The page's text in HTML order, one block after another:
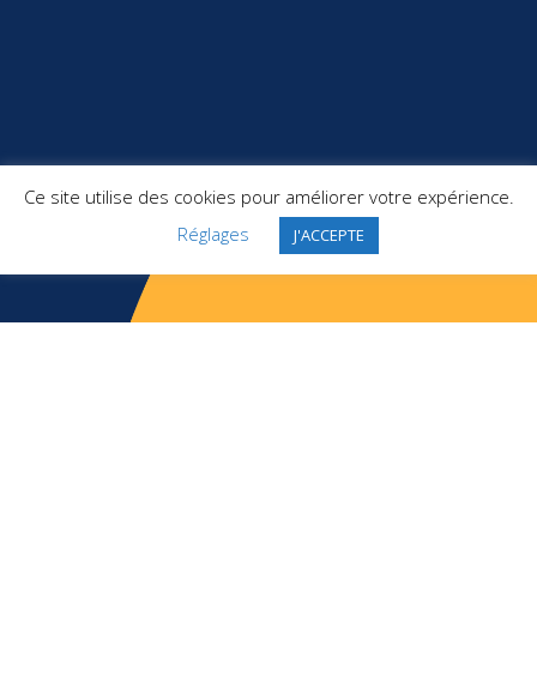
Ce site utilise des cookies pour améliorer votre expérience.
Réglages
J'ACCEPTE